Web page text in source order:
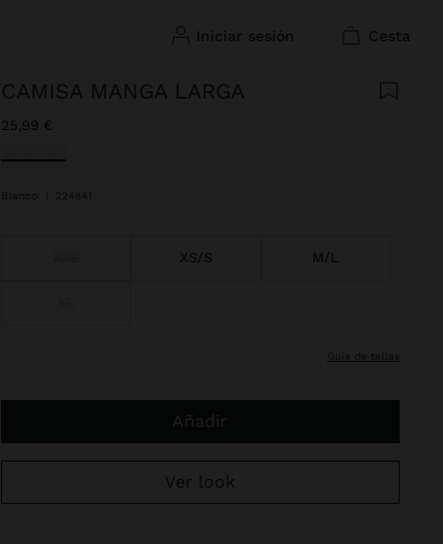
iniciar sesión cesta
CAMISA MANGA LARGA
25,99 €
Seleccionado
Blanco 224841
XS/S M/L
guía de tallas
Añadir
Ver look